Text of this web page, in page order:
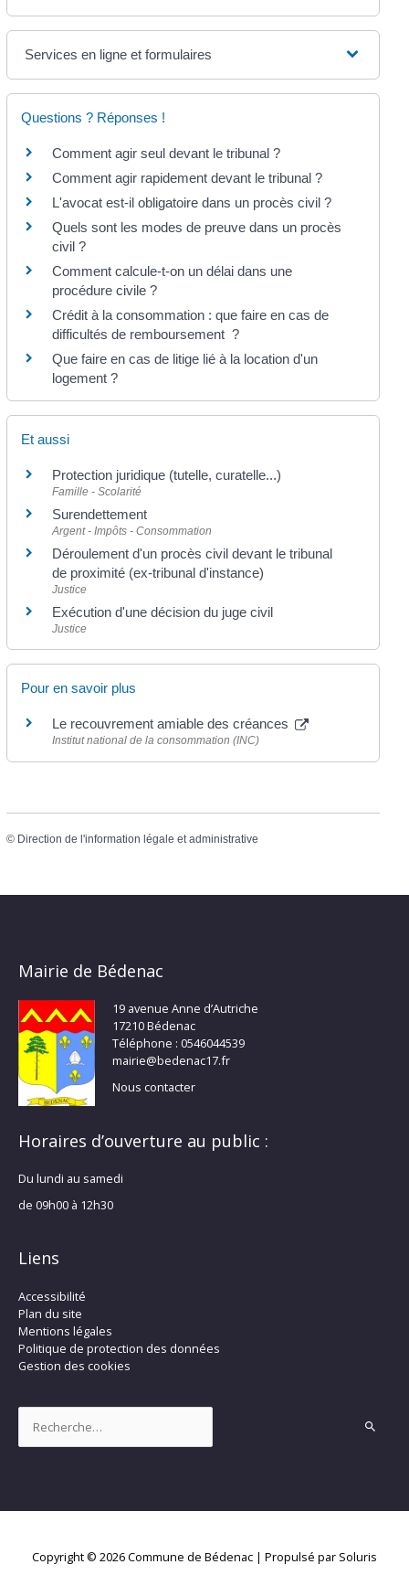
Services en ligne et formulaires
Questions ? Réponses !
Comment agir seul devant le tribunal ?
Comment agir rapidement devant le tribunal ?
L'avocat est-il obligatoire dans un procès civil ?
Quels sont les modes de preuve dans un procès
civil ?
Comment calcule-t-on un délai dans une
procédure civile ?
Crédit à la consommation : que faire en cas de
difficultés de remboursement ?
Que faire en cas de litige lié à la location d'un
logement ?
Et aussi
Protection juridique (tutelle, curatelle...)
Famille - Scolarité
Surendettement
Argent - Impôts - Consommation
Déroulement d'un procès civil devant le tribunal
de proximité (ex-tribunal d'instance)
Justice
Exécution d'une décision du juge civil
Justice
Pour en savoir plus
Le recouvrement amiable des créances
Institut national de la consommation (INC)
© Direction de l'information légale et administrative
Mairie de Bédenac
19 avenue Anne d’Autriche
17210 Bédenac
Téléphone : 0546044539
mairie@bedenac17.fr
Nous contacter
Horaires d’ouverture au public :
Du lundi au samedi
de 09h00 à 12h30
Liens
Accessibilité
Plan du site
Mentions légales
Politique de protection des données
Gestion des cookies
Copyright © 2026Commune de Bédenac | Propulsé par Soluris